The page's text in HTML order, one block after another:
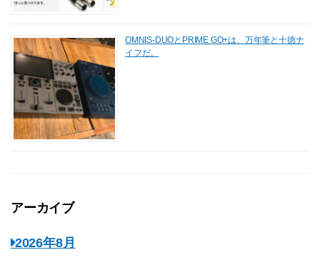
OMNIS-DUOとPRIME GO+は、万年筆と十徳ナ
イフだ。
アーカイブ
2026年8月